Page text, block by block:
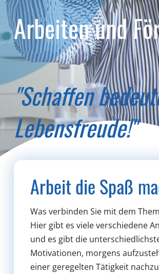
Arbeiten und
"Schaffen
Lebensfreude!"
Arbeit die Spaß
Was verbinden Sie mit dem
Hier gibt es viele verschiedene
und es gibt die
Motivationen, morgens
einer geregelten Tätigkeit